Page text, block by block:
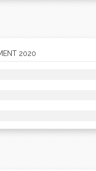
2020